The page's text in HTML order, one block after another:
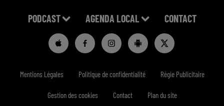
PODCAST AGENDA LOCAL CONTACT
Mentions Légales Politique de confidentialité Régie Publicitaire
Gestion des cookies Contact Plan du site